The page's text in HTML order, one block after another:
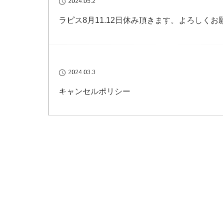
ラピス8月11.12日休み頂きます。よろしくお
2024.03.3
キャンセルポリシー